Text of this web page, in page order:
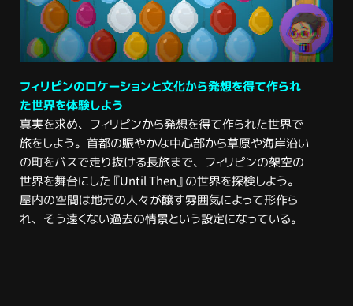
フィリピンのロケーションと文化から発想を得て作られ
た世界を体験しよう
真実を求め、フィリピンから発想を得て作られた世界で
旅をしよう。首都の賑やかな中心部から草原や海岸沿い
の町をバスで走り抜ける長旅まで、フィリピンの架空の
世界を舞台にした『Until Then』の世界を探検しよう。
屋内の空間は地元の人々が醸す雰囲気によって形作ら
れ、そう遠くない過去の情景という設定になっている。